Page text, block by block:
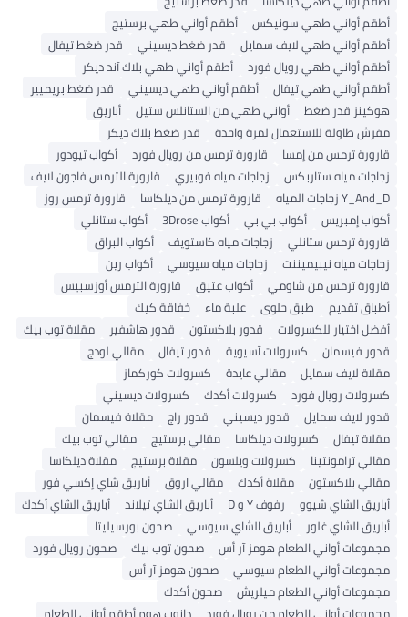
أطقم أواني طهي سونيكس
أطقم أواني طهي برستيج
أطقم أواني طهي لايف سمايل
قدر ضغط ديسيني
قدر ضغط تيفال
أطقم أواني طهي رويال فورد
أطقم أواني طهي بلاك آند ديكر
أطقم أواني طهي تيفال
أطقم أواني طهي ديسيني
قدر ضغط بريميير
هوكينز قدر ضغط
أواني طهي من الستانلس ستيل
أباريق
مفرش طاولة للاستعمال لمرة واحدة
قدر ضغط بلاك ديكر
قارورة ترمس من إمسا
قارورة ترمس من رويال فورد
أكواب تيودور
زجاجات مياه ستاربكس
زجاجات مياه فوبيري
قارورة الترمس فاجون لايف
Y_And_D زجاجات المياه
قارورة ترمس من ديلكاسا
قارورة ترمس روز
أكواب إمبريس
أكواب بي بي أكواب 3Drose
أكواب ستانلي
قارورة ترمس ستانلي
زجاجات مياه كاستويف
أكواب البراق
زجاجات مياه نيبيميننت
زجاجات مياه سيوسي
أكواب رين
قارورة ترمس من شاومي
أكواب عتيق
قارورة الترمس أوزسبيس
أطباق تقديم
طبق حلوى علبة ماء
خفاقة كيك
أفضل اختيار للكسرولات
قدور بلاكستون قدور هاشفير
مقلاة توب بيك
قدور فيسمان
كسرولات آسيوية قدور تيفال
مقالي لودج
مقلاة لايف سمايل
مقالي عايدة
كسرولات كوركماز
كسرولات رويال فورد
كسرولات أكدك
كسرولات ديسيني
قدور لايف سمايل
قدور ديسيني قدور راج
مقلاة فيسمان
مقلاة تيفال
كسرولات ديلكاسا مقالي برستيج
مقالي توب بيك
مقالي ترامونتينا
كسرولات ويلسون مقلاة برستيج
مقلاة ديلكاسا
مقالي بلاكستون
مقلاة أكدك مقالي اروق
أباريق شاي إكسي فور
أباريق الشاي شيوو
رفوف Y و D أباريق الشاي تيلاند
أباريق الشاي أكدك
أباريق الشاي غلور
أباريق الشاي سيوسي
صحون بورسيليتا
مجموعات أواني الطعام هومز آر أس
صحون توب بيك
صحون رويال فورد
مجموعات أواني الطعام سيوسي
صحون هومز آر أس
مجموعات أواني الطعام ميلريش
صحون أكدك